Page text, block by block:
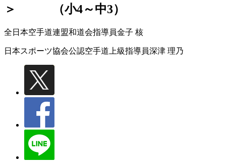
＞ （小4～中3）
全日本空手道連盟和道会指導員金子 核
日本スポーツ協会公認空手道上級指導員深津 理乃